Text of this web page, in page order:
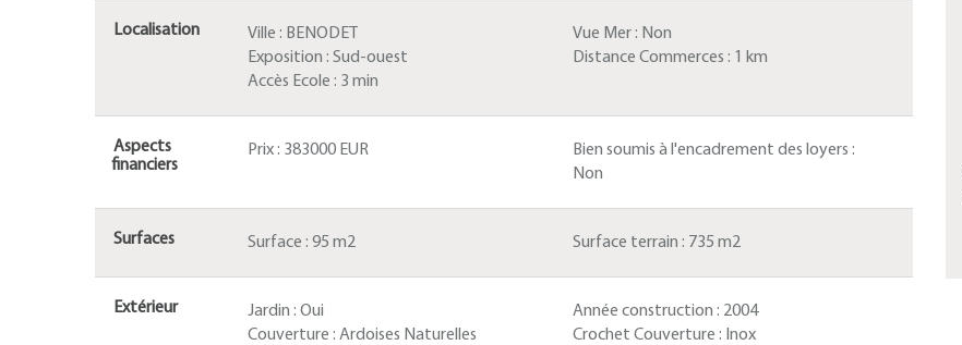
Localisation Ville : BENODET Vue Mer : Non
Exposition : Sud-ouest Distance Commerces : 1 km
Accès Ecole : 3 min
Aspects
financiers
Prix : 383000 EUR
Bien soumis à l'encadrement des loyers :
Non
Surfaces Surface : 95 m2 Surface terrain : 735 m2
Extérieur Jardin : Oui Année construction : 2004
Couverture : Ardoises Naturelles Crochet Couverture : Inox